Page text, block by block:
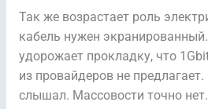
Так же возрастает роль
кабель нужен
удорожает прокладку, что
из провайдеров не
слышал. Массовости точно нет.